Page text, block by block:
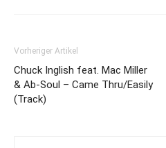
Vorheriger Artikel
Chuck Inglish feat. Mac Miller
& Ab-Soul – Came Thru/Easily
(Track)